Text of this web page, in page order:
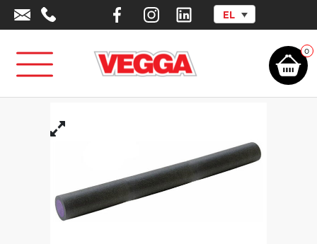
EL
0
Αρχική σελίδα Αθλητικά Είδη - Εξοπλισμός/Είδη Ενδυνάμωσης -